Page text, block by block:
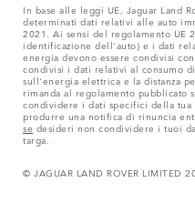
In base alle leggi UE, Jaguar Land
determinati dati relativi alle auto
2021. Ai sensi del regolamento UE
identificazione dell'auto) e i dati
energia devono essere condivisi
condivisi i dati relativi al consumo
sull'energia elettrica e la distanza
rimanda al regolamento pubblicato
condividere i dati specifici della tua
produrre una notifica di rinuncia
se desideri non condividere i tuoi
targa.
© JAGUAR LAND ROVER LIMITED